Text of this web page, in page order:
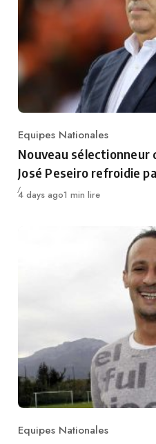
Category
Equipes Nationales
Nouveau sélectionneur
José Peseiro refroidie
Publié
4 days ago1 min lire
Category
Equipes Nationales